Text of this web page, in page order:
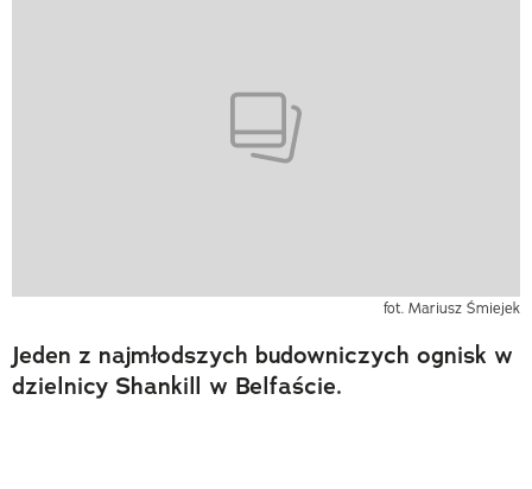
fot. Mariusz Śmiejek
Jeden z najmłodszych budowniczych ognisk w
dzielnicy Shankill w Belfaście.